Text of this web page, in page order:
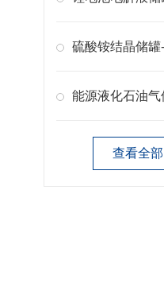
硫酸铵结晶储罐
能源液化石油
查看全部